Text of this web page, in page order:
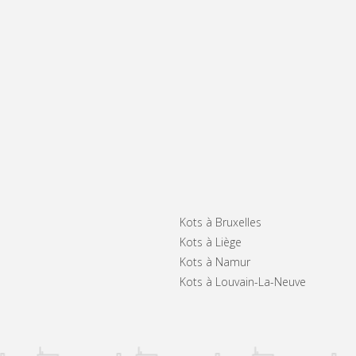
Kots à Bruxelles
Kots à Liège
Kots à Namur
Kots à Louvain-La-Neuve